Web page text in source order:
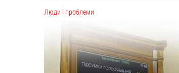
Люди і проблеми